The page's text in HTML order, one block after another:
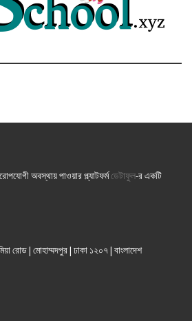
অবস্থায় পাওয়ার প্ল্যাটফর্মডেটাফুল-র একটি
রোড | মোহাম্মদপুর | ঢাকা ১২০৭ | বাংলাদেশ